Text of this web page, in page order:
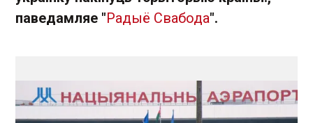
паведамляе "Радыё Свабода".